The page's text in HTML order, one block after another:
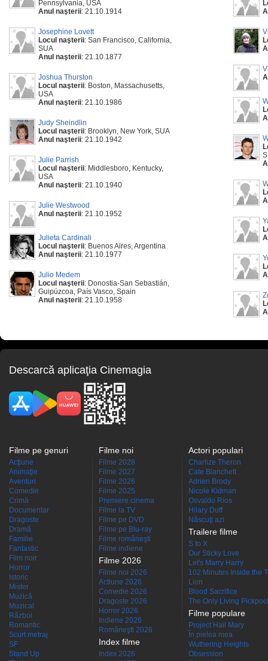
Pennsylvania, USA
Anul naşterii: 21.10.1914
Josephine Lovett
Locul naşterii: San Francisco, California,
SUA
Anul naşterii: 21.10.1877
Joshua Thurston
Locul naşterii: Boston, Massachusetts,
USA
Anul naşterii: 21.10.1986
Judy Sheindlin
Locul naşterii: Brooklyn, New York, SUA
Anul naşterii: 21.10.1942
Julie Parrish
Locul naşterii: Middlesboro, Kentucky,
USA
Anul naşterii: 21.10.1940
Julie Westwood
Anul naşterii: 21.10.1952
Julieta Cardinali
Locul naşterii: Buenos Aires, Argentina
Anul naşterii: 21.10.1977
Julio Medem
Locul naşterii: Donostia-San Sebastián,
Guipúzcoa, País Vasco, Spain
Anul naşterii: 21.10.1958
Descarcă aplicaţia Cinemagia
Filme pe genuri
Acţiune
Animaţie
Aventuri
Comedie
Crimă
Documentar
Dragoste
Dramă
Familie
Fantastic
Film noir
Horror
Istoric
Mister
Muzică
Muzical
Război
Romantic
Scurt metraj
SF
Stand Up
Filme noi
Filme 2028
Filme 2027
Filme 2026
Filme 2025
Premiere cinema
Filme la TV
Filme pe DVD
Filme pe Blu-ray
Filme româneşti
Filme indiene
Filme 2026
Filme noi 2026
Actiune 2026
Comedie 2026
Dragoste 2026
Horror 2026
Indiene 2026
Româneşti 2026
Index filme
Index 2026
Actori populari
Charlize Theron
Cate Blanchett
Adrien Brody
Nicole Kidman
Osvaldo Ríos
Hilary Duff
Născuţi azi
Trailere filme
S to X
Our Sticky Love
Let's Marry Harry
102 Minutes Inside the
Lion
Blood Sacrifice
The Only Living
Filme populare
Project Hail Mary
În pielea mea
Wuthering Heights
Obsession